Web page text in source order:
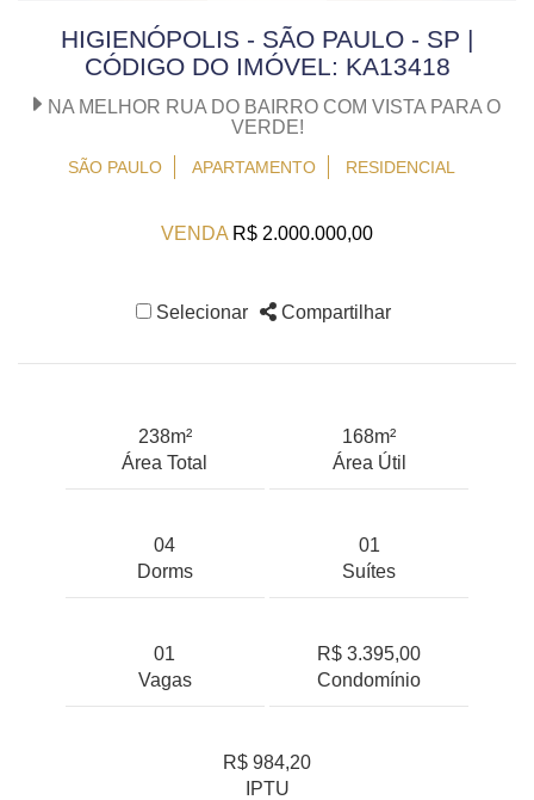
HIGIENÓPOLIS - SÃO PAULO - SP |
CÓDIGO DO IMÓVEL: KA13418
NA MELHOR RUA DO BAIRRO COM VISTA PARA O
VERDE!
SÃO PAULO APARTAMENTO RESIDENCIAL
VENDA R$ 2.000.000,00
Selecionar Compartilhar
238m²
Área Total
168m²
Área Útil
04
Dorms
01
Suítes
01
Vagas
R$ 3.395,00
Condomínio
R$ 984,20
IPTU